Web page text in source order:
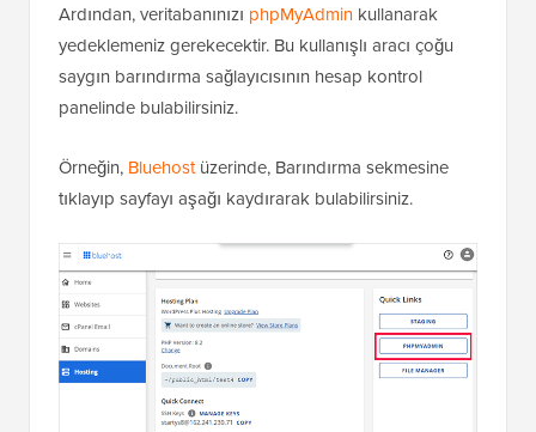
Ardından, veritabanınızı phpMyAdmin kullanarak
yedeklemeniz gerekecektir. Bu kullanışlı aracı çoğu
saygın barındırma sağlayıcısının hesap kontrol
panelinde bulabilirsiniz.
Örneğin, Bluehostüzerinde, Barındırma sekmesine
tıklayıp sayfayı aşağı kaydırarak bulabilirsiniz.